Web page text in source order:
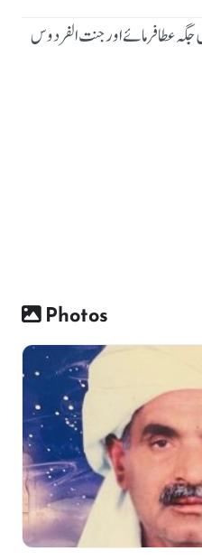
جگہ عطا فرمائے اور جنت الفردوس
Photos